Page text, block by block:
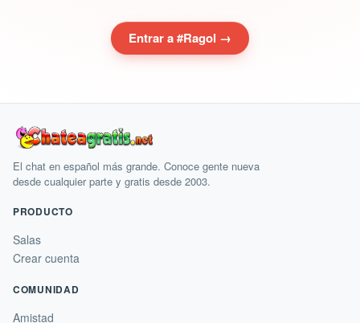
Entrar a #Ragol →
El chat en español más grande. Conoce gente nueva
desde cualquier parte y gratis desde 2003.
PRODUCTO
Salas
Crear cuenta
COMUNIDAD
Amistad